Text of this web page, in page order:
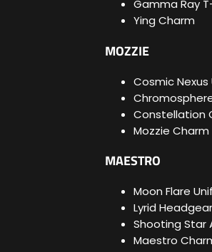
Gamma Ray
Ying Charm
MOZZIE
Cosmic Nexus
Constellation
Mozzie Charm
MAESTRO
Moon Flare
Lyrid Headgear
Shooting Star
Maestro